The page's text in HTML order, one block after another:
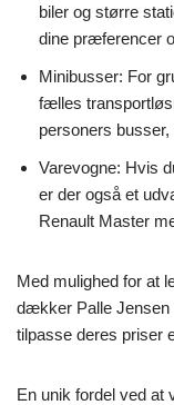
biler og større
dine præferencer
Minibusser: For
fælles
personers
Varevogne: Hvis
er der også et
Renault Master
Med mulighed for at
dækker Palle Jensen
tilpasse deres priser
En unik fordel ved at